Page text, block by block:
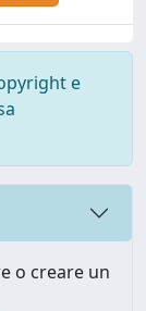
e
o creare un